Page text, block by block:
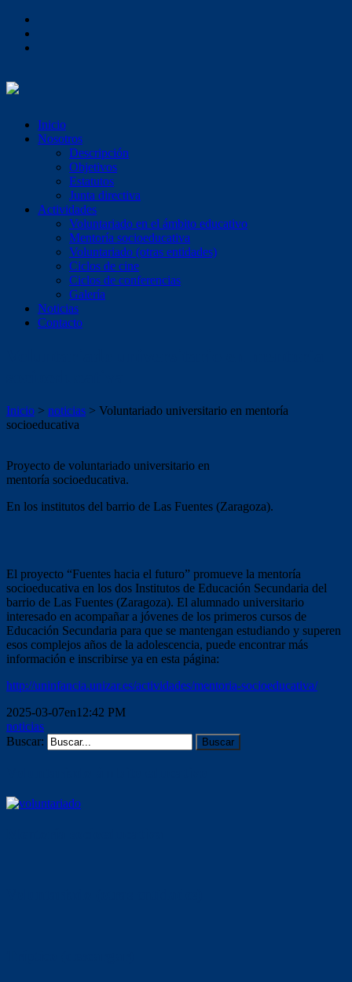
Inicio
Nosotros
Descripción
Objetivos
Estatutos
Junta directiva
Actividades
Voluntariado en el ámbito educativo
Mentoría socioeducativa
Voluntariado (otras entidades)
Ciclos de cine
Ciclos de conferencias
Galería
Noticias
Contacto
Inicio > noticias > Voluntariado universitario en mentoría
socioeducativa
Proyecto de voluntariado universitario en
mentoría socioeducativa.
En los institutos del barrio de Las Fuentes (Zaragoza).
El proyecto “Fuentes hacia el futuro” promueve la mentoría
socioeducativa en los dos Institutos de Educación Secundaria del
barrio de Las Fuentes (Zaragoza). El alumnado universitario
interesado en acompañar a jóvenes de los primeros cursos de
Educación Secundaria para que se mantengan estudiando y superen
esos complejos años de la adolescencia, puede encontrar más
información e inscribirse ya en esta página:
http://uninfancia.unizar.es/actividades/mentoria-socioeducativa/
2025-03-07en12:42 PM
noticias
Buscar: